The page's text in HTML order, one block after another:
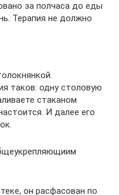
за полчаса до еды
Терапия не должно
таков: одну столовую
стаканом
И далее его
он расфасован по